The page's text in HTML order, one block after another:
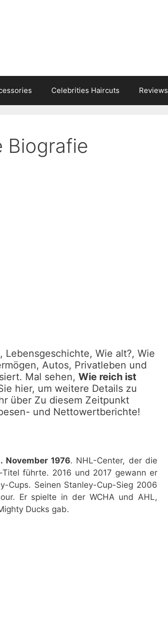
Celebrities Haircuts Reviews
Biografie
, Lebensgeschichte, Wie alt?, Wie
Autos, Privatleben und
Mal sehen, Wie reich ist
hier, um weitere Details zu
über Zu diesem Zeitpunkt
und Nettowertberichte!
November 1976. NHL-Center, der die
führte. 2016 und 2017 gewann er
Cups. Seinen Stanley-Cup-Sieg 2006
Er spielte in der WCHA und AHL,
Ducks gab.